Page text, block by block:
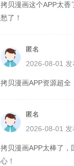
拷贝漫画这个APP太
愁了！
匿名
2026-08-01 发
拷贝漫画APP资源超全
匿名
2026-08-01 发
拷贝漫画APP太棒了
心！